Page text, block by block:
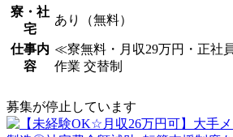
寮・社
宅
あり（無料）
仕事内
容
≪寮無料・月収29万円・正社
作業 交替制
募集が停止しています